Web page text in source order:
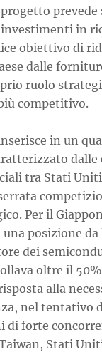
prevede
in
obiettivo di
dalle
ruolo
competitivo.
in un
dalle
tra Stati Uniti
Per il
una posizione da
dei
oltre il
alla
nel tentativo
di forte
Stati